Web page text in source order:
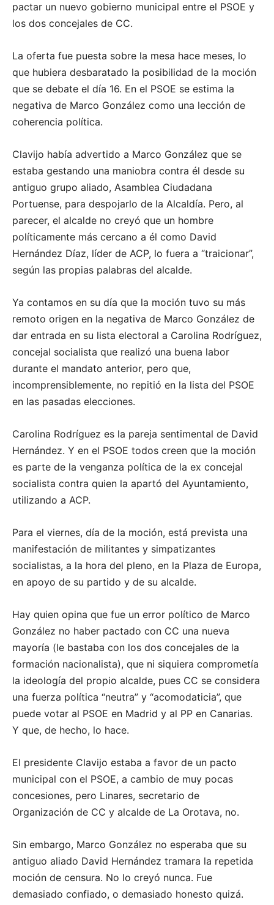
pactar un nuevo gobierno municipal entre el PSOE y
los dos concejales de CC.
La oferta fue puesta sobre la mesa hace meses, lo
que hubiera desbaratado la posibilidad de la moción
que se debate el día 16. En el PSOE se estima la
negativa de Marco González como una lección de
coherencia política.
Clavijo había advertido a Marco González que se
estaba gestando una maniobra contra él desde su
antiguo grupo aliado, Asamblea Ciudadana
Portuense, para despojarlo de la Alcaldía. Pero, al
parecer, el alcalde no creyó que un hombre
políticamente más cercano a él como David
Hernández Díaz, líder de ACP, lo fuera a “traicionar”,
según las propias palabras del alcalde.
Ya contamos en su día que la moción tuvo su más
remoto origen en la negativa de Marco González de
dar entrada en su lista electoral a Carolina Rodríguez,
concejal socialista que realizó una buena labor
durante el mandato anterior, pero que,
incomprensiblemente, no repitió en la lista del PSOE
en las pasadas elecciones.
Carolina Rodríguez es la pareja sentimental de David
Hernández. Y en el PSOE todos creen que la moción
es parte de la venganza política de la ex concejal
socialista contra quien la apartó del Ayuntamiento,
utilizando a ACP.
Para el viernes, día de la moción, está prevista una
manifestación de militantes y simpatizantes
socialistas, a la hora del pleno, en la Plaza de Europa,
en apoyo de su partido y de su alcalde.
Hay quien opina que fue un error político de Marco
González no haber pactado con CC una nueva
mayoría (le bastaba con los dos concejales de la
formación nacionalista), que ni siquiera comprometía
la ideología del propio alcalde, pues CC se considera
una fuerza política “neutra” y “acomodaticia”, que
puede votar al PSOE en Madrid y al PP en Canarias.
Y que, de hecho, lo hace.
El presidente Clavijo estaba a favor de un pacto
municipal con el PSOE, a cambio de muy pocas
concesiones, pero Linares, secretario de
Organización de CC y alcalde de La Orotava, no.
Sin embargo, Marco González no esperaba que su
antiguo aliado David Hernández tramara la repetida
moción de censura. No lo creyó nunca. Fue
demasiado confiado, o demasiado honesto quizá.